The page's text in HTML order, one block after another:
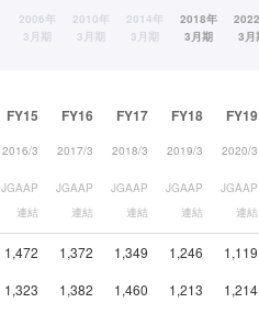
FY15 FY16 FY17 FY18 FY19
2016/3 2017/3 2018/3 2019/3 2020/3
JGAAP
連結
JGAAP
連結
JGAAP
連結
JGAAP
連結
JGAAP
連結
1,472 1,372 1,349 1,246 1,119
1,323 1,382 1,460 1,213 1,214